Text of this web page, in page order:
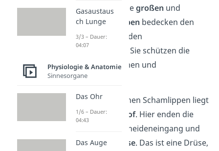
Schutzfunktion. Diegroßen und
kleinen Schamlippen bedecken den
Harnröhren– und den
Scheideneingang
. Sie schützen die
Eingänge vor Keimen und
Fremdkörpern.
Zwischen den kleinen Schamlippen liegt
Scheidenvorhof. Hier enden die
Harnröhre, der Scheideneingang und
die
Bartholin-Drüse. Das ist eine Drüse,
Gasaustaus
ch Lunge
3/3 – Dauer:
04:07
Physiologie & Anatomie
Sinnesorgane
Das Ohr
1/6 – Dauer:
04:43
Das Auge